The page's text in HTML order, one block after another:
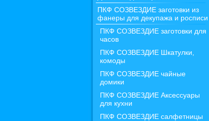
ПКФ СОЗВЕЗДИЕ заготовки из
фанеры для декупажа и росписи
ПКФ СОЗВЕЗДИЕ заготовки для
часов
ПКФ СОЗВЕЗДИЕ Шкатулки,
комоды
ПКФ СОЗВЕЗДИЕ чайные
домики
ПКФ СОЗВЕЗДИЕ Аксессуары
для кухни
ПКФ СОЗВЕЗДИЕ салфетницы